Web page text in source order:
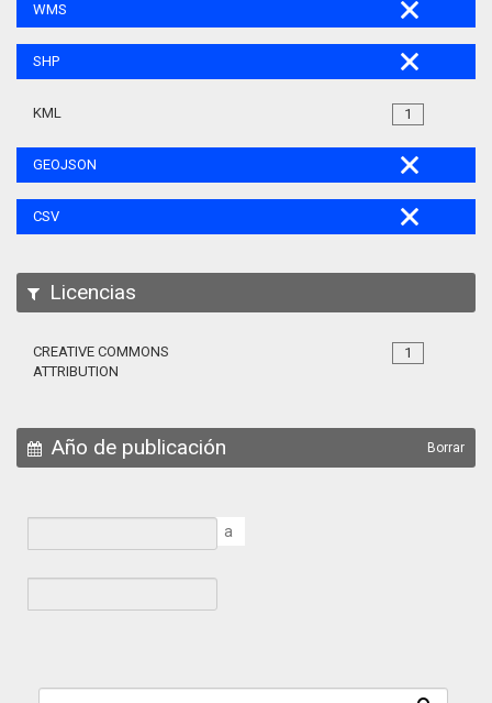
WMS
SHP
1
KML
GEOJSON
CSV
Licencias
1
CREATIVE COMMONS
ATTRIBUTION
Año de publicación Borrar
a